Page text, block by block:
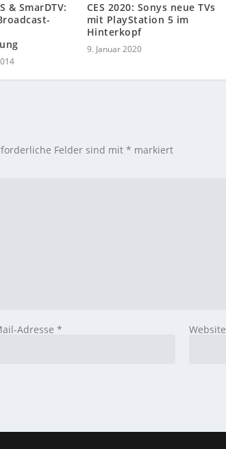
& SmarDTV:
CES 2020: Sonys neue TVs
mit PlayStation 5 im
Hinterkopf
9. Januar 2020
Felder sind mit* markiert
Adresse * Website